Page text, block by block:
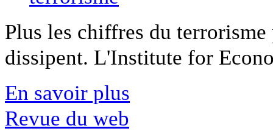
Plus les chiffres du
dissipent. L'Institute for
En savoir plus
Revue du web